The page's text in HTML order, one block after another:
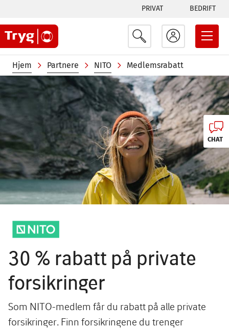
hovedinnhold
Tabs
menu
PRIVAT BEDRIFT
Navigasjonssti
Hjem Partnere NITO
Medlemsrabatt
Image
Image
30 % rabatt på private
forsikringer
Som NITO-medlem får du rabatt på alle private
forsikringer. Finn forsikringene du trenger
CHAT